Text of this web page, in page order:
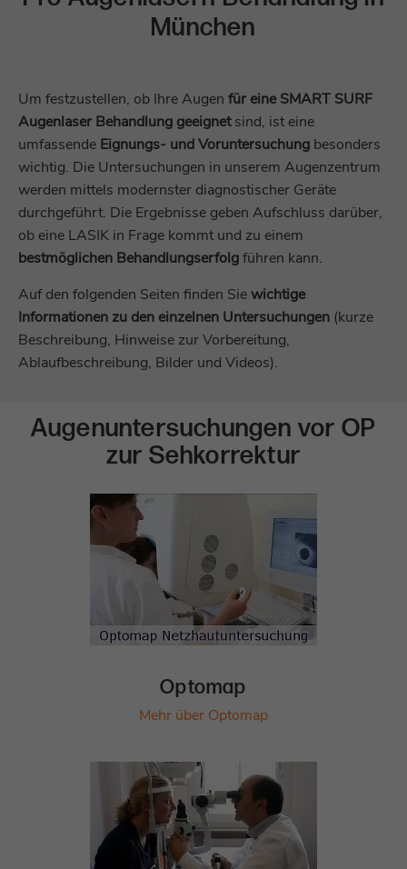
München
Um festzustellen, ob Ihre Augen für eine SMART SURF
Augenlaser Behandlung geeignetsind, ist eine
umfassende Eignungs- und Voruntersuchung besonders
wichtig. Die Untersuchungen in unserem Augenzentrum
werden mittels modernster diagnostischer Geräte
durchgeführt. Die Ergebnisse geben Aufschluss darüber,
ob eine LASIK in Frage kommt und zu einem
bestmöglichen Behandlungserfolgführen kann.
Auf den folgenden Seiten finden Siewichtige
Informationen zu den einzelnen Untersuchungen (kurze
Beschreibung, Hinweise zur Vorbereitung,
Ablaufbeschreibung, Bilder und Videos).
Augenuntersuchungen vor OP
zur Sehkorrektur
Optomap
Mehr über Optomap